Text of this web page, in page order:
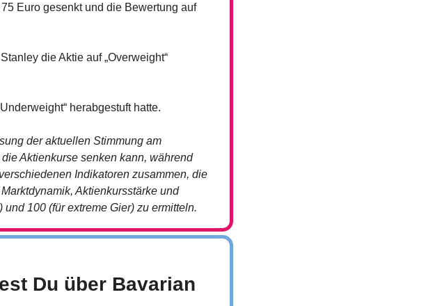
Euro gesenkt und die Bewertung auf
die Aktie auf „Overweight“
herabgestuft hatte.
der aktuellen Stimmung am
Aktienkurse senken kann, während
Indikatoren zusammen, die
Aktienkursstärke und
100 (für extreme Gier) zu ermitteln.
Du über Bavarian